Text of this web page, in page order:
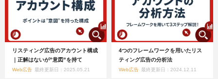
リスティング広告のアカウント構成
｜正解はないが”意図”を持て
Web広告 最終更新日：2025.05.21
4つのフレームワークを用いたリス
ティング広告の分析法
Web広告 最終更新日：2024.12.11